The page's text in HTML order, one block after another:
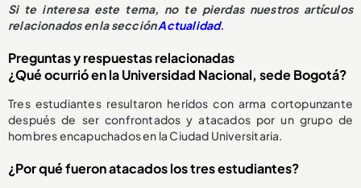
Si te interesa este tema, no te pierdas nuestros artículos
relacionados en la secciónActualidad.
Preguntas y respuestas relacionadas
¿Qué ocurrió en la Universidad Nacional, sede Bogotá?
Tres estudiantes resultaron heridos con arma cortopunzante
después de ser confrontados y atacados por un grupo de
hombres encapuchados en la Ciudad Universitaria.
¿Por qué fueron atacados los tres estudiantes?